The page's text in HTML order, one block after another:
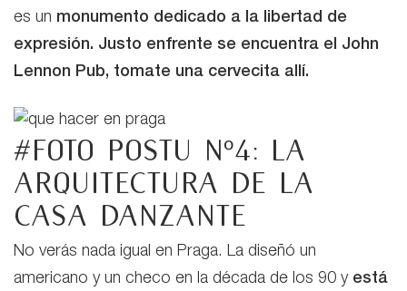
es un monumento dedicado a la libertad de
expresión. Justo enfrente se encuentra el John
Lennon Pub, tomate una cervecita allí.
#Foto postu nº4: La
arquitectura de la
casa danzante
No verás nada igual en Praga. La diseñó un
americano y un checo en la década de los 90 y está